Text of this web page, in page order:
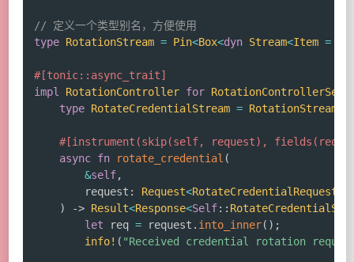
// 定义一个类型别名，方便使用
type RotationStream = Pin<Box<dyn Stream<Item =
#[tonic::async_trait]
impl
RotationController for
type RotateCredentialStream = RotationStream
#[instrument(skip(self, request),
async fn rotate_credential (
&self,
        request
: Request<RotateCredentialRequest
)
-> Result<Response<Self::
let req = request . into_inner( ) ;
info! ( "Received credential rotation